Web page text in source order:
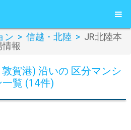
ン > 信越・北陸 > JR北陸本
報
賀港) 沿いの 区分マンシ
一覧 (14件)